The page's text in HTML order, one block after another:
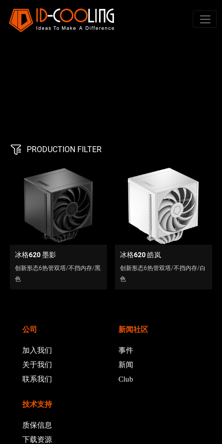
PRODUCTION FILTER
冰格620 墨影
创新形态6热管双塔/不挡内存/黑
色
冰格620 皓岚
创新形态6热管双塔/不挡内存/白
色
公司
加入我们
关于我们
联系我们
新闻社区
事件
新闻
Club
技术支持
质保信息
下载资源